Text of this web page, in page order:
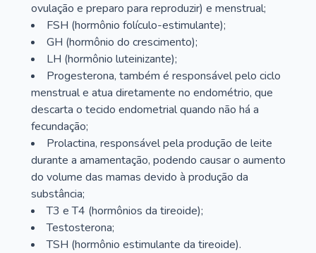
ovulação e preparo para reproduzir) e menstrual;
FSH (hormônio folículo-estimulante);
GH (hormônio do crescimento);
LH (hormônio luteinizante);
Progesterona, também é responsável pelo ciclo
menstrual e atua diretamente no endométrio, que
descarta o tecido endometrial quando não há a
fecundação;
Prolactina, responsável pela produção de leite
durante a amamentação, podendo causar o aumento
do volume das mamas devido à produção da
substância;
T3 e T4 (hormônios da tireoide);
Testosterona;
TSH (hormônio estimulante da tireoide).